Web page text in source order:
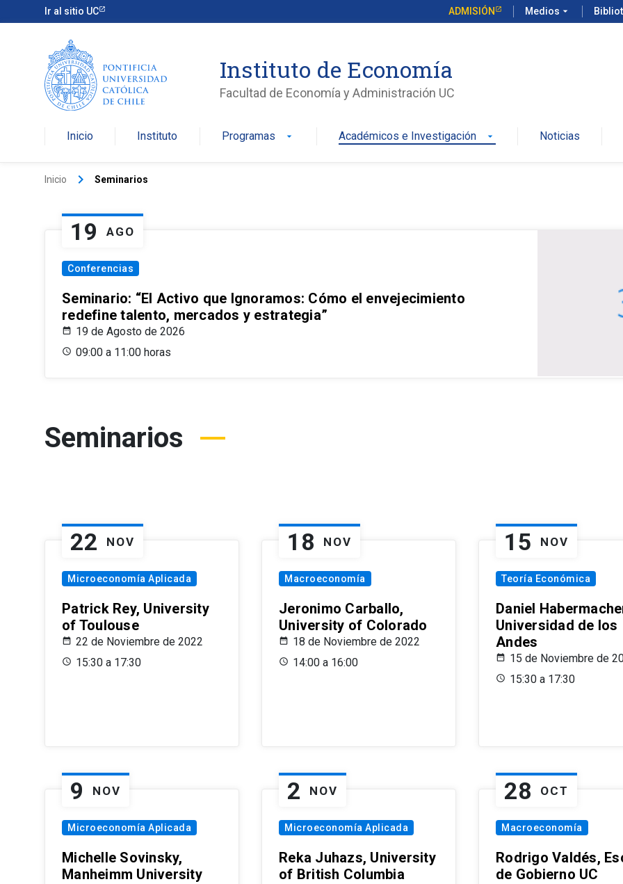
Ir al sitio UC ADMISIÓN Medios arrow_drop_down
Instituto de Economía
Facultad de Economía y Administración UC
Inicio Instituto Programas arrow_drop_down Académicos e Investigación arrow_drop_down Noticias
Inicio keyboard_arrow_right Seminarios
19 AGO
Conferencias
Seminario: “El Activo que Ignoramos: Cómo el envejecimiento
redefine talento, mercados y estrategia”
19 de Agosto de 2026
09:00 a 11:00 horas
Seminarios
22 NOV
Microeconomía Aplicada
Patrick Rey, University
of Toulouse
22 de Noviembre de 2022
15:30 a 17:30
18 NOV
Macroeconomía
Jeronimo Carballo,
University of Colorado
18 de Noviembre de 2022
14:00 a 16:00
15 NOV
Teoría Económica
Daniel
Universidad de los
Andes
15 de Noviembre de
15:30 a 17:30
9 NOV
Microeconomía Aplicada
Michelle Sovinsky,
Manheimm University
2 NOV
Microeconomía Aplicada
Reka Juhazs, University
of British Columbia
28 OCT
Macroeconomía
Rodrigo Valdés,
de Gobierno UC